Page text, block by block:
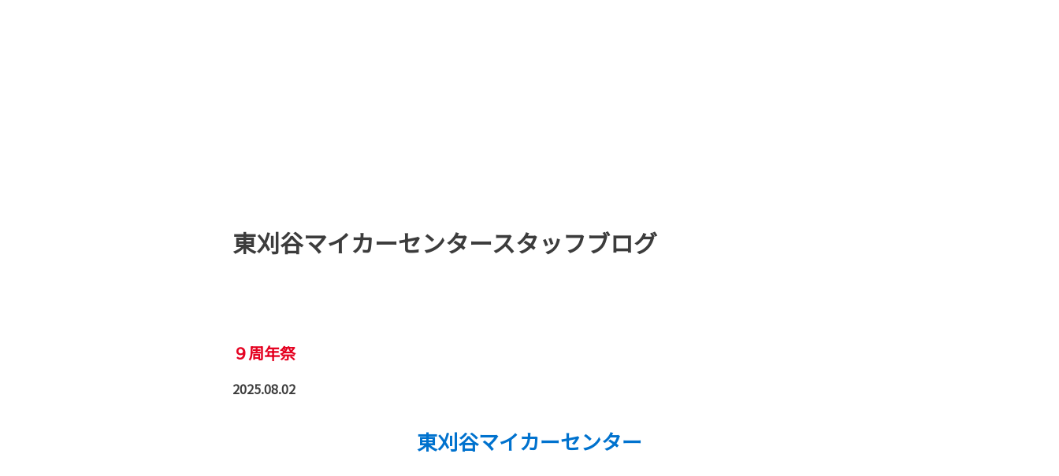
東刈谷マイカーセンタースタッフブログ
９周年祭
2025.08.02
東刈谷マイカーセンター